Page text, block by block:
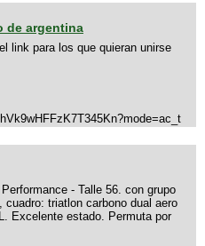
de argentina
link para los que quieran unirse
- Talle 56. con grupo
cuadro: triatlon carbono dual aero
Excelente estado. Permuta por